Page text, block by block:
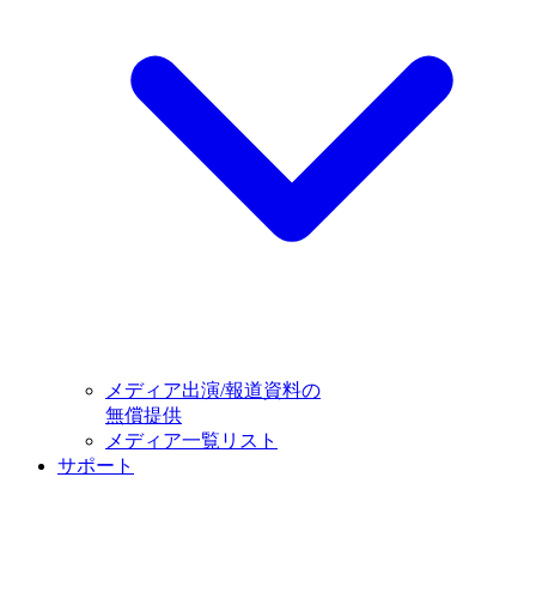
メディア出演/報道資料の
無償提供
メディア一覧リスト
サポート